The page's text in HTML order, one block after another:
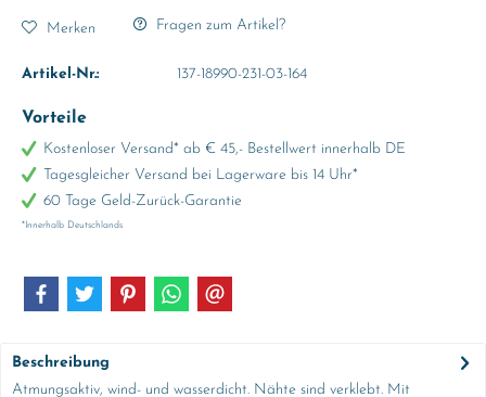
Merken Fragen zum Artikel?
Artikel-Nr.: 137-18990-231-03-164
Vorteile
Kostenloser Versand* ab € 45,- Bestellwert innerhalb DE
Tagesgleicher Versand bei Lagerware bis 14 Uhr*
60 Tage Geld-Zurück-Garantie
*Innerhalb Deutschlands
Beschreibung
Atmungsaktiv, wind- und wasserdicht. Nähte sind verklebt. Mit